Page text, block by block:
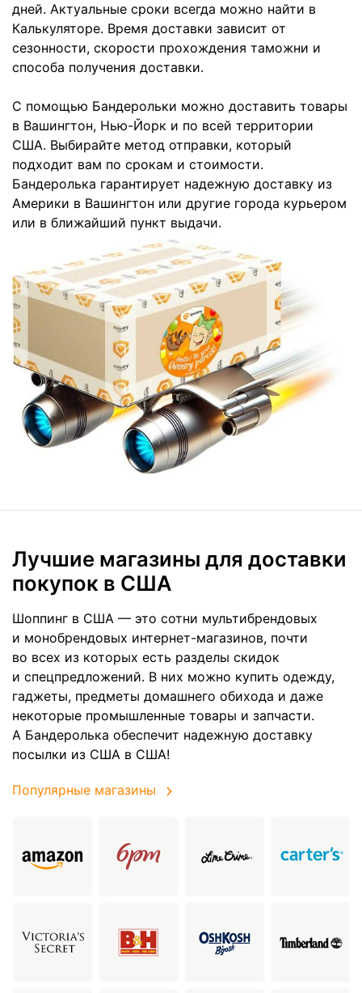
дней. Актуальные сроки всегда можно найти в
Калькуляторе. Время доставки зависит от
сезонности, скорости прохождения таможни и
способа получения доставки.
С помощью Бандерольки можно доставить товары
в Вашингтон, Нью-Йорк и по всей территории
США. Выбирайте метод отправки, который
подходит вам по срокам и стоимости.
Бандеролька гарантирует надежную доставку из
Америки в Вашингтон или другие города курьером
или в ближайший пункт выдачи.
Лучшие магазины для доставки
покупок в США
Шоппинг в США — это сотни мультибрендовых
и монобрендовых интернет-магазинов, почти
во всех из которых есть разделы скидок
и спецпредложений. В них можно купить одежду,
гаджеты, предметы домашнего обихода и даже
некоторые промышленные товары и запчасти.
А Бандеролька обеспечит надежную доставку
посылки из США в США!
Популярные магазины